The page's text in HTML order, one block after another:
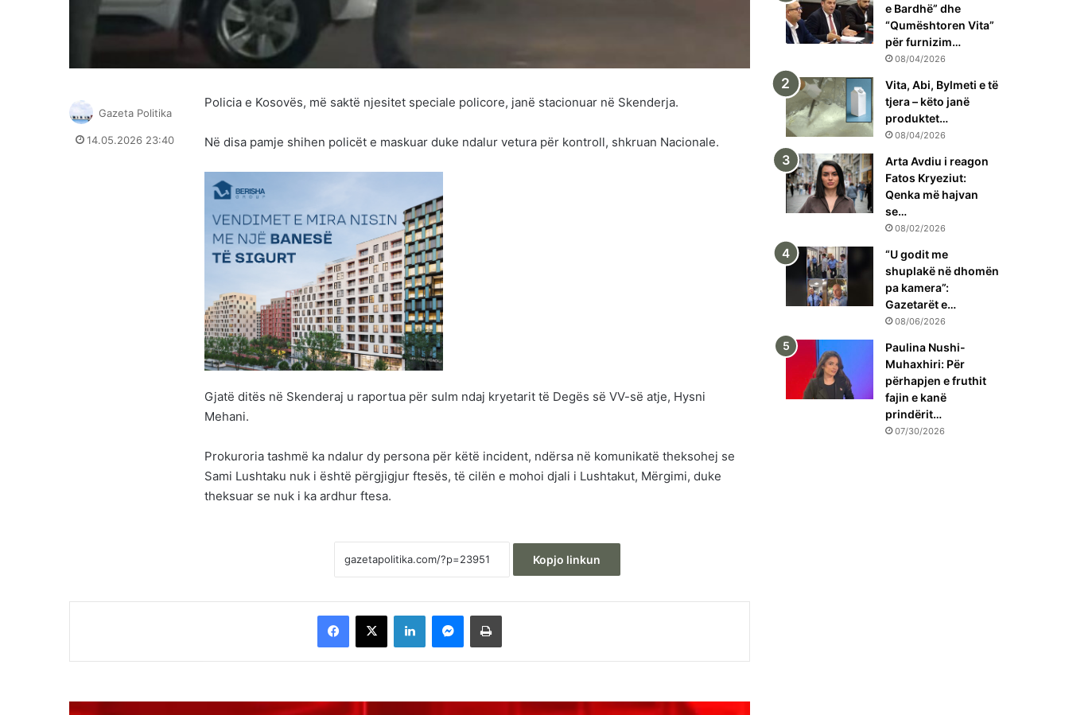
Policia e Kosovës, më saktë njesitet speciale policore, janë stacionuar në Skenderja.
Në disa pamje shihen policët e maskuar duke ndalur vetura për kontroll, shkruan Nacionale.
Gjatë ditës në Skenderaj u raportua për sulm ndaj kryetarit të Degës së VV-së atje, Hysni
Mehani.
Prokuroria tashmë ka ndalur dy persona për këtë incident, ndërsa në komunikatë theksohej se
Sami Lushtaku nuk i është përgjigjur ftesës, të cilën e mohoi djali i Lushtakut, Mërgimi, duke
theksuar se nuk i ka ardhur ftesa.
Kopjo linkun
Gazeta Politika
14.05.2026 23:40
Facebook
X LinkedInMessengerPrintoje
Behrami: VV-ja dhe Albin Kurti janë të
e Bardhë” dhe
“Qumështoren Vita”
për furnizim…
08/04/2026
Vita, Abi, Bylmeti e të
tjera – këto janë
produktet…
08/04/2026
Arta Avdiu i reagon
Fatos Kryeziut:
Qenka më hajvan
se…
08/02/2026
“U godit me
shuplakë në dhomën
pa kamera”:
Gazetarët e…
08/06/2026
Paulina Nushi-
Muhaxhiri: Për
përhapjen e fruthit
fajin e kanë
prindërit…
07/30/2026